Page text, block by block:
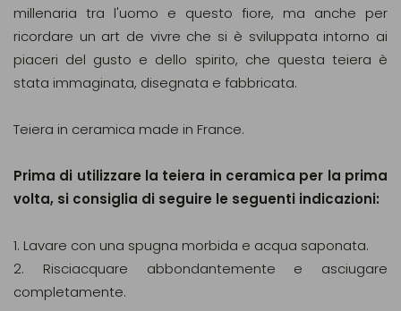
millenaria tra l'uomo e questo fiore, ma anche per
ricordare un art de vivre che si è sviluppata intorno ai
piaceri del gusto e dello spirito, che questa teiera è
stata immaginata, disegnata e fabbricata.
Teiera in ceramica made in France.
Prima di utilizzare la teiera in ceramica per la prima
volta, si consiglia di seguire le seguenti indicazioni:
1. Lavare con una spugna morbida e acqua saponata.
2. Risciacquare abbondantemente e asciugare
completamente.